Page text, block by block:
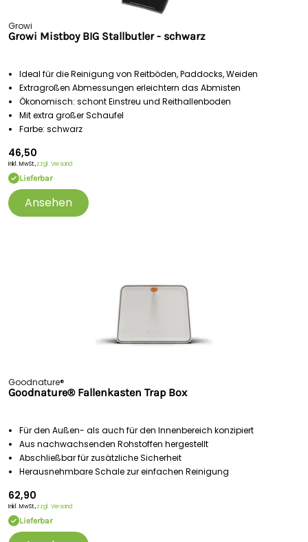
Growi
Growi Mistboy BIG Stallbutler - schwarz
Ideal für die Reinigung von Reitböden, Paddocks, Weiden
Extragroßen Abmessungen erleichtern das Abmisten
Ökonomisch: schont Einstreu und Reithallenboden
Mit extra großer Schaufel
Farbe: schwarz
46,50
Inkl. MwSt.,zzgl. Versand
Lieferbar
Ansehen
Goodnature®
Goodnature® Fallenkasten Trap Box
Für den Außen- als auch für den Innenbereich konzipiert
Aus nachwachsenden Rohstoffen hergestellt
Abschließbar für zusätzliche Sicherheit
Herausnehmbare Schale zur einfachen Reinigung
62,90
Inkl. MwSt.,zzgl. Versand
Lieferbar